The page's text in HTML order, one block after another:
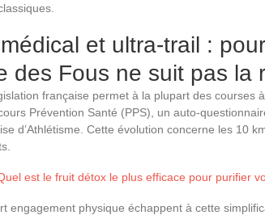
et ultra-trail :
des Fous ne suit pas la
française permet à la plupart des courses
Prévention Santé (PPS), un auto-
d’Athlétisme. Cette évolution concerne les 10
est le fruit détox le plus efficace pour purifier
engagement physique échappent à cette